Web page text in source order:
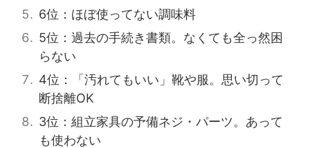
6位：ほぼ使ってない調味料
5位：過去の手続き書類。なくても全っ然困
らない
4位：「汚れてもいい」靴や服。思い切って
断捨離OK
3位：組立家具の予備ネジ・パーツ。あって
も使わない